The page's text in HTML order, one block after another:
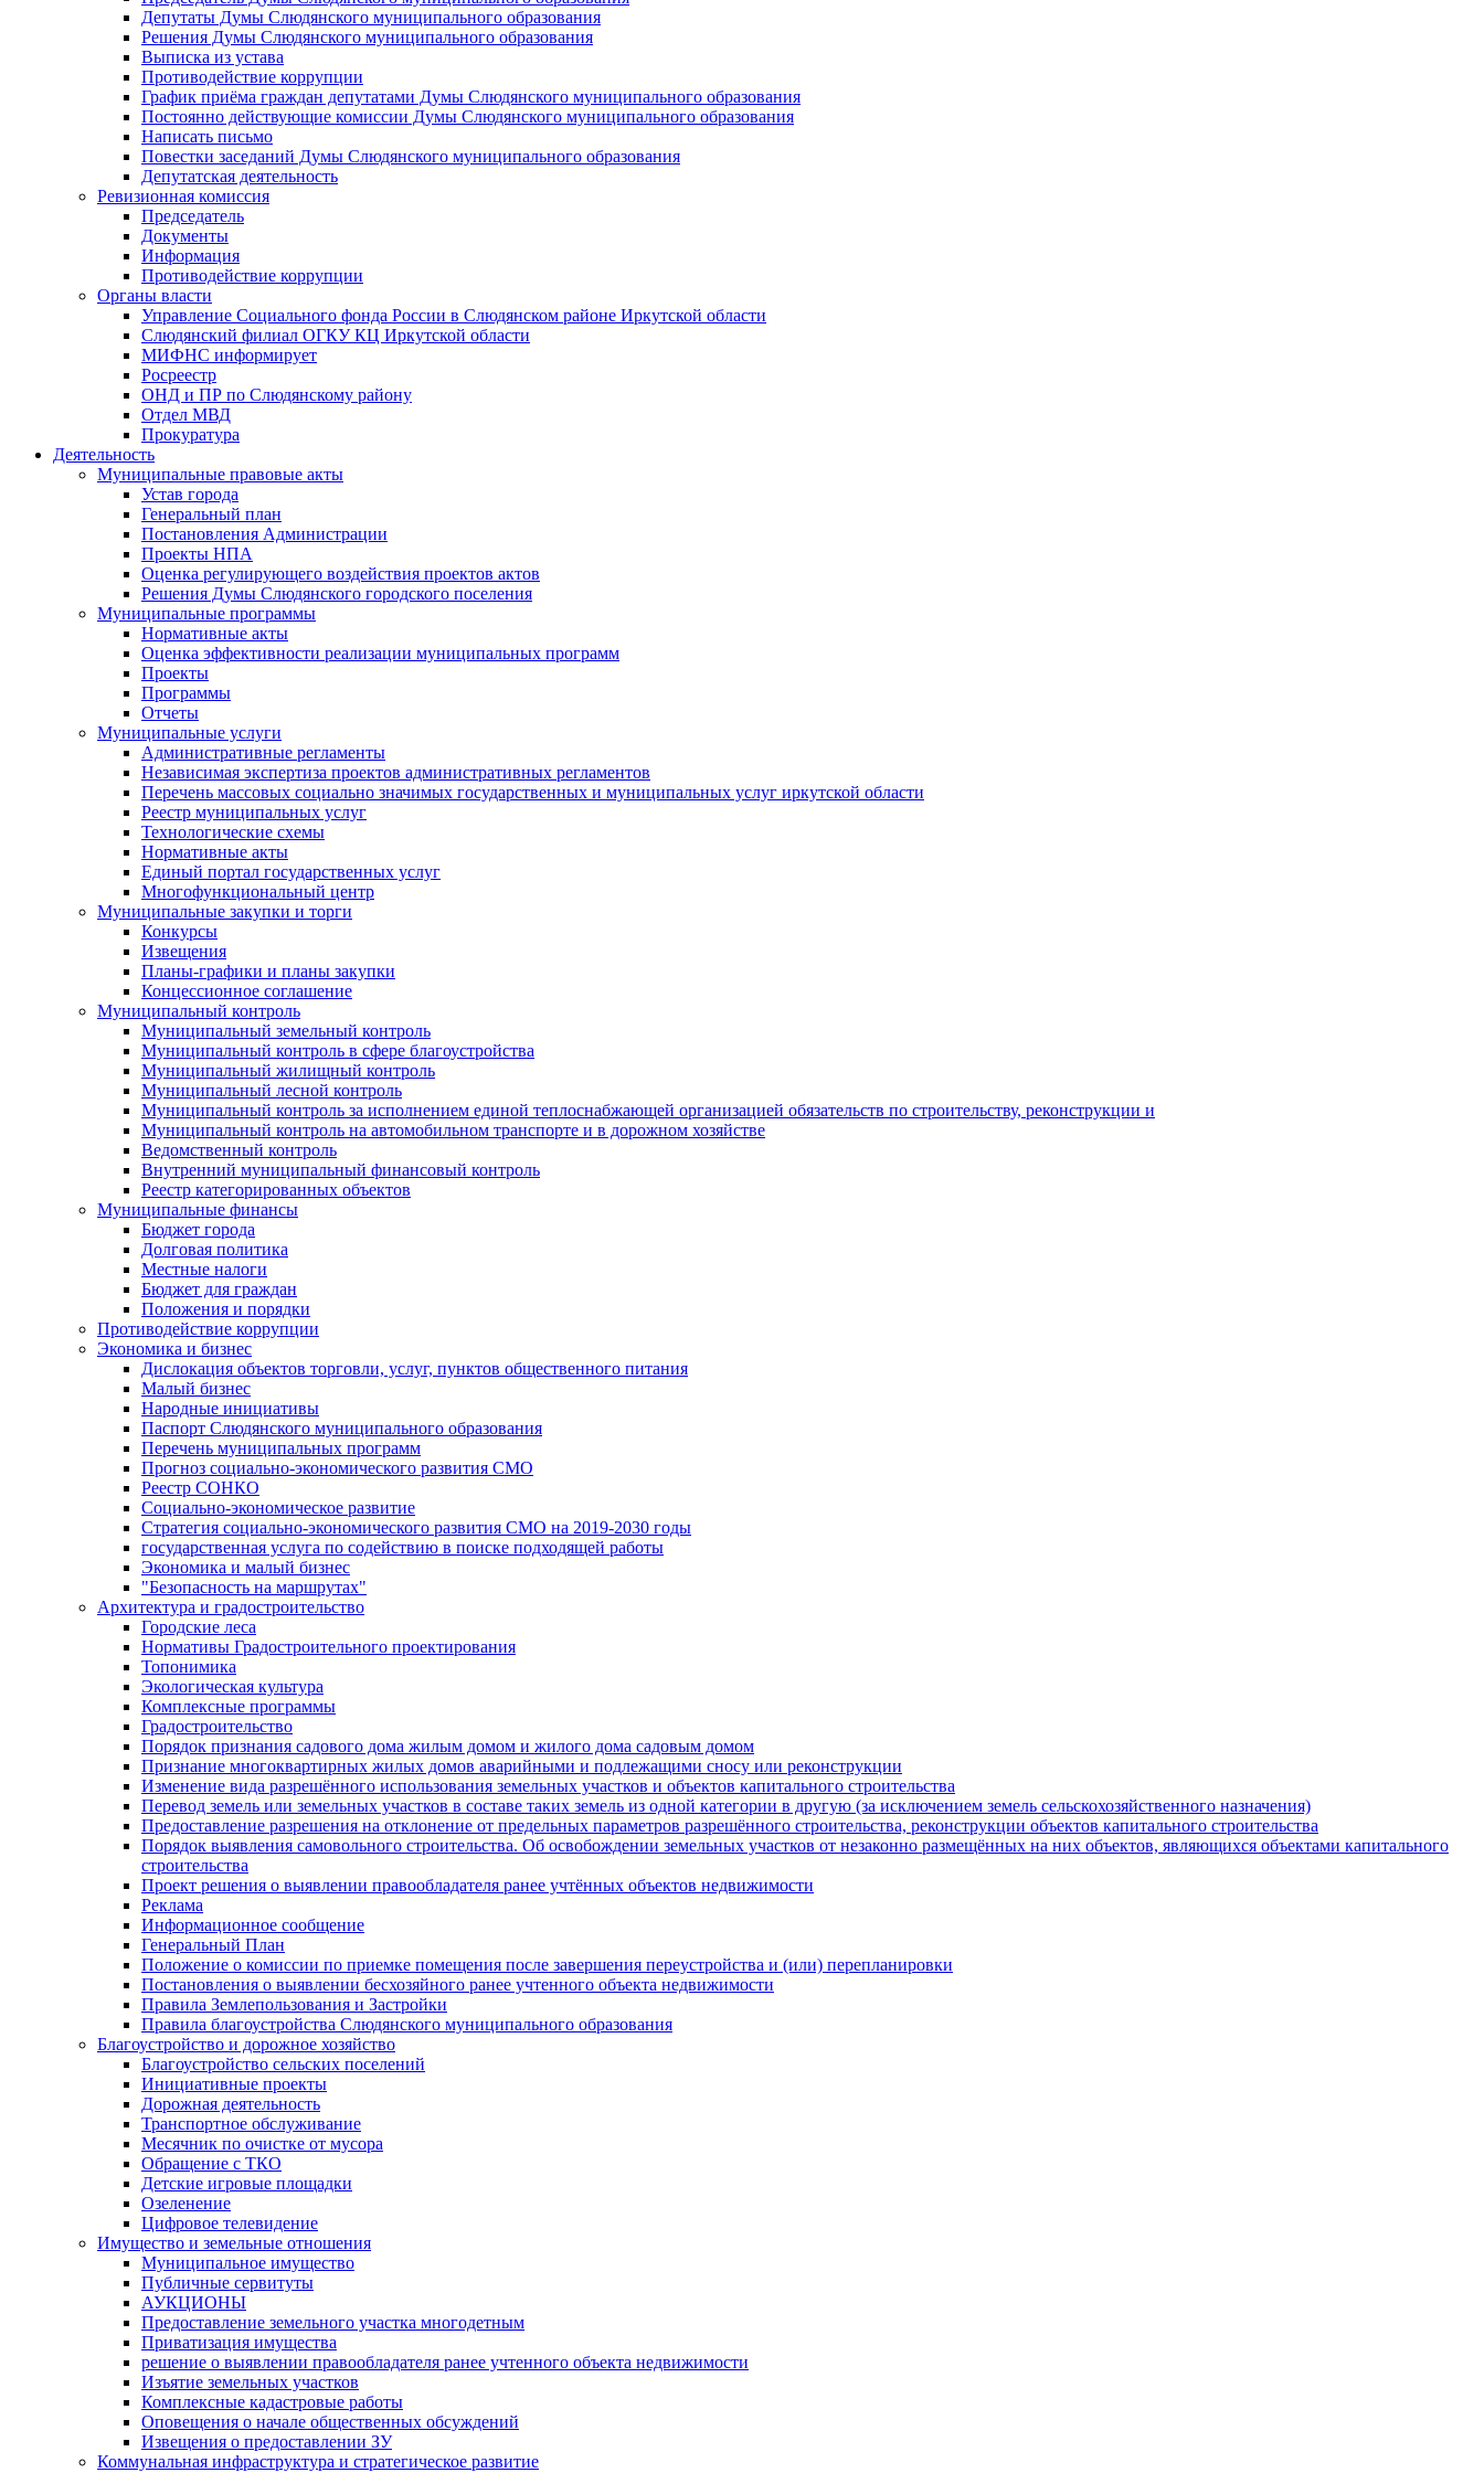
Депутаты Думы Слюдянского муниципального образования
Решения Думы Слюдянского муниципального образования
Выписка из устава
Противодействие коррупции
График приёма граждан депутатами Думы Слюдянского муниципального образования
Постоянно действующие комиссии Думы Слюдянского муниципального образования
Написать письмо
Повестки заседаний Думы Слюдянского муниципального образования
Депутатская деятельность
Ревизионная комиссия
Председатель
Документы
Информация
Противодействие коррупции
Органы власти
Управление Социального фонда России в Слюдянском районе Иркутской области
Слюдянский филиал ОГКУ КЦ Иркутской области
МИФНС информирует
Росреестр
ОНД и ПР по Слюдянскому району
Отдел МВД
Прокуратура
Деятельность
Муниципальные правовые акты
Устав города
Генеральный план
Постановления Администрации
Проекты НПА
Оценка регулирующего воздействия проектов актов
Решения Думы Слюдянского городского поселения
Муниципальные программы
Нормативные акты
Оценка эффективности реализации муниципальных программ
Проекты
Программы
Отчеты
Муниципальные услуги
Административные регламенты
Независимая экспертиза проектов административных регламентов
Перечень массовых социально значимых государственных и муниципальных услуг иркутской области
Реестр муниципальных услуг
Технологические схемы
Нормативные акты
Единый портал государственных услуг
Многофункциональный центр
Муниципальные закупки и торги
Конкурсы
Извещения
Планы-графики и планы закупки
Концессионное соглашение
Муниципальный контроль
Муниципальный земельный контроль
Муниципальный контроль в сфере благоустройства
Муниципальный жилищный контроль
Муниципальный лесной контроль
Муниципальный контроль за исполнением единой теплоснабжающей организацией обязательств по строительству, реконструкции и
Муниципальный контроль на автомобильном транспорте и в дорожном хозяйстве
Ведомственный контроль
Внутренний муниципальный финансовый контроль
Реестр категорированных объектов
Муниципальные финансы
Бюджет города
Долговая политика
Местные налоги
Бюджет для граждан
Положения и порядки
Противодействие коррупции
Экономика и бизнес
Дислокация объектов торговли, услуг, пунктов общественного питания
Малый бизнес
Народные инициативы
Паспорт Слюдянского муниципального образования
Перечень муниципальных программ
Прогноз социально-экономического развития СМО
Реестр СОНКО
Социально-экономическое развитие
Стратегия социально-экономического развития СМО на 2019-2030 годы
государственная услуга по содействию в поиске подходящей работы
Экономика и малый бизнес
"Безопасность на маршрутах"
Архитектура и градостроительство
Городские леса
Нормативы Градостроительного проектирования
Топонимика
Экологическая культура
Комплексные программы
Градостроительство
Порядок признания садового дома жилым домом и жилого дома садовым домом
Признание многоквартирных жилых домов аварийными и подлежащими сносу или реконструкции
Изменение вида разрешённого использования земельных участков и объектов капитального строительства
Перевод земель или земельных участков в составе таких земель из одной категории в другую (за исключением земель сельскохозяйственного назначения)
Предоставление разрешения на отклонение от предельных параметров разрешённого строительства, реконструкции объектов капитального строительства
Порядок выявления самовольного строительства. Об освобождении земельных участков от незаконно размещённых на них объектов, являющихся объектами капитального
строительства
Проект решения о выявлении правообладателя ранее учтённых объектов недвижимости
Реклама
Информационное сообщение
Генеральный План
Положение о комиссии по приемке помещения после завершения переустройства и (или) перепланировки
Постановления о выявлении бесхозяйного ранее учтенного объекта недвижимости
Правила Землепользования и Застройки
Правила благоустройства Слюдянского муниципального образования
Благоустройство и дорожное хозяйство
Благоустройство сельских поселений
Инициативные проекты
Дорожная деятельность
Транспортное обслуживание
Месячник по очистке от мусора
Обращение с ТКО
Детские игровые площадки
Озеленение
Цифровое телевидение
Имущество и земельные отношения
Муниципальное имущество
Публичные сервитуты
АУКЦИОНЫ
Предоставление земельного участка многодетным
Приватизация имущества
решение о выявлении правообладателя ранее учтенного объекта недвижимости
Изъятие земельных участков
Комплексные кадастровые работы
Оповещения о начале общественных обсуждений
Извещения о предоставлении ЗУ
Коммунальная инфраструктура и стратегическое развитие